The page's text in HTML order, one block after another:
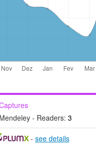
Mendeley - Readers: 3
- see details